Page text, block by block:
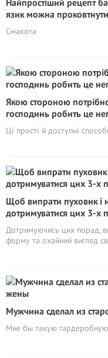
Найпростіший рецепт
язик можна проковтнути
Смакота
Якою стороною
господинь робить це
Ці прості й доступні
Щоб випрати пуховик і
дотримуватися цих 3-х
Дотримуючись цих порад,
форму та охайний вигляд
Мужчина сделал из
Мне бы такую